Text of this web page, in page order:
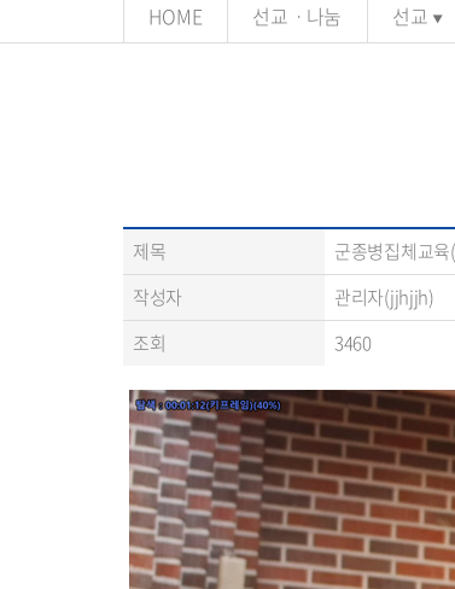
HOME 선교ㆍ나눔 선교
제목
군종병집체교
작성자
관리자(jjhjjh)
조회
3460